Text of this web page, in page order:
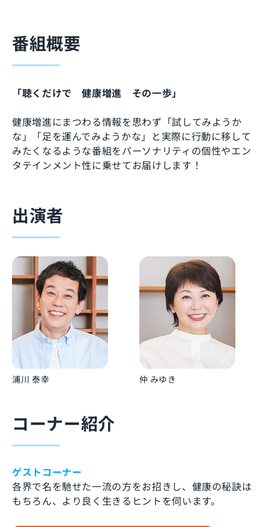
番組概要
「聴くだけで 健康増進 その一歩」
健康増進にまつわる情報を思わず「試してみようか
な」「足を運んでみようかな」と実際に行動に移して
みたくなるような番組をパーソナリティの個性やエン
タテインメント性に乗せてお届けします！
出演者
浦川 泰幸 仲 みゆき
コーナー紹介
ゲストコーナー
各界で名を馳せた一流の方をお招きし、健康の秘訣は
もちろん、より良く生きるヒントを伺います。